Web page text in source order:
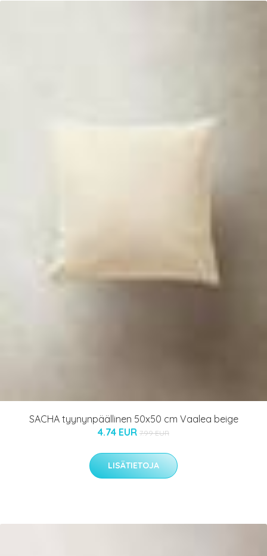
SACHA tyynynpäällinen 50x50 cm Vaalea beige
4.74 EUR 7.99 EUR
LISÄTIETOJA